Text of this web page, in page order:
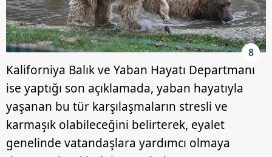
8
Kaliforniya Balık ve Yaban Hayatı Departmanı
ise yaptığı son açıklamada, yaban hayatıyla
yaşanan bu tür karşılaşmaların stresli ve
karmaşık olabileceğini belirterek, eyalet
genelinde vatandaşlara yardımcı olmaya